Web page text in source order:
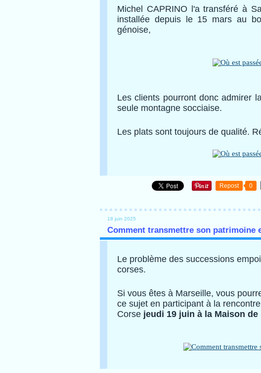
Michel CAPRINO l'a transféré à
installée depuis le 15 mars au
génoise,
Les clients pourront donc admirer
seule montagne socciaise.
Les plats sont toujours de qualité.
Repost 0
18 juin 2025
Comment transmettre son patrimoine
Le problème des successions
corses.
Si vous êtes à Marseille, vous
ce sujet en participant à la
Corse jeudi 19 juin à la Maison